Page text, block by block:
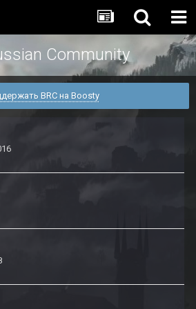
Community
BRC на Boosty